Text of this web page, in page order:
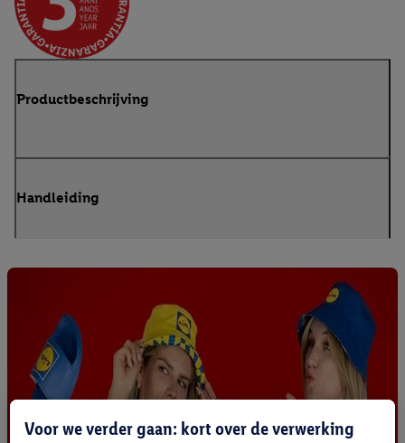
Productbeschrijving
Handleiding
Voor we verder gaan: kort over de verwerking